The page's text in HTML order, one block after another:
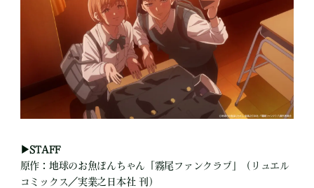
▶STAFF
原作：地球のお魚ぽんちゃん「霧尾ファンクラブ」（リュエル
コミックス／実業之日本社 刊）